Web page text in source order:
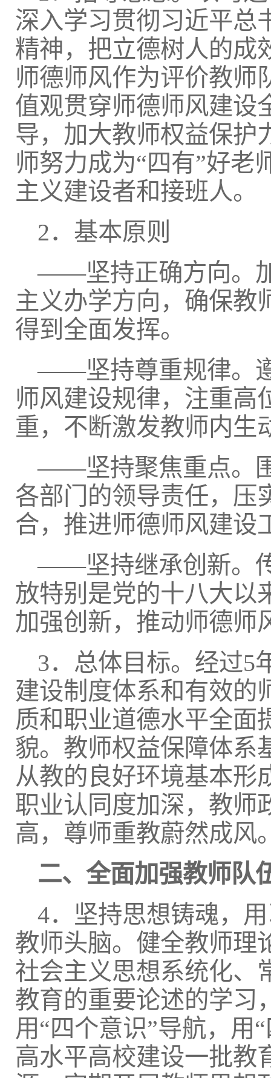
深入学习贯彻习近平总
精神，把立德树人的成
师德师风作为评价教师
值观贯穿师德师风建设
导，加大教师权益保护
师努力成为“四有”好老
主义建设者和接班人。
2．基本原则
——坚持正确方向。
主义办学方向，确保教
得到全面发挥。
——坚持尊重规律。
师风建设规律，注重高
重，不断激发教师内生
——坚持聚焦重点。
各部门的领导责任，压
合，推进师德师风建设
——坚持继承创新。
放特别是党的十八大以
加强创新，推动师德师
3．总体目标。经过5
建设制度体系和有效的
质和职业道德水平全面
貌。教师权益保障体系
从教的良好环境基本形
职业认同度加深，教师
高，尊师重教蔚然成风
二、全面加强教师队
4．坚持思想铸魂，
教师头脑。健全教师理
社会主义思想系统化、
教育的重要论述的学习
用“四个意识”导航，用
高水平高校建设一批教